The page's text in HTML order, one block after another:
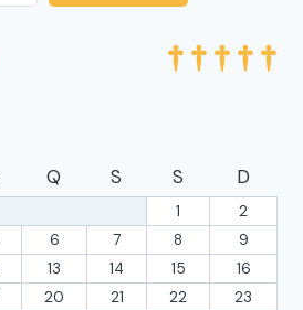
Q S S D
1
2
6 7 8
9
13 14 15
16
20 21 22
23